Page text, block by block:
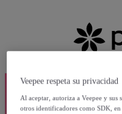
Veepee respeta su privacidad
Al aceptar, autoriza a Veepee y sus
otros identificadores como SDK, en